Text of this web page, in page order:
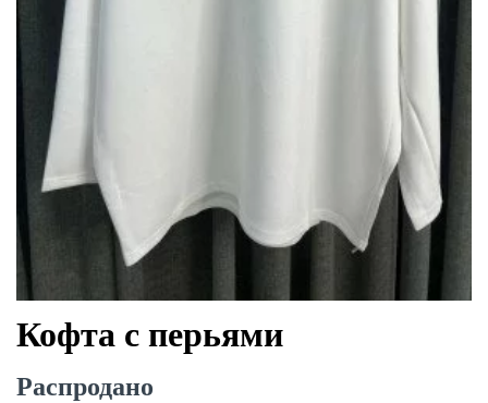
Кофта с перьями
Распродано